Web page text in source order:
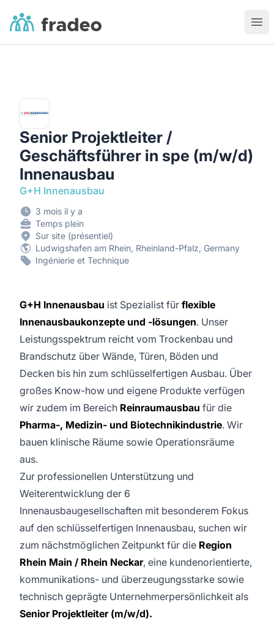
Fradeo
Senior Projektleiter /
Geschäftsführer in spe (m/w/d)
Innenausbau
G+H Innenausbau
3 mois il y a
Temps plein
Sur site (présentiel)
Ludwigshafen am Rhein, Rheinland-Pfalz, Germany
Ingénierie et Technique
G+H Innenausbau ist Spezialist für flexible
Innenausbaukonzepte und -lösungen. Unser
Leistungsspektrum reicht vom Trockenbau und
Brandschutz über Wände, Türen, Böden und
Decken bis hin zum schlüsselfertigen Ausbau. Über
großes Know-how und eigene Produkte verfügen
wir zudem im Bereich Reinraumausbau für die
Pharma-, Medizin- und Biotechnikindustrie. Wir
bauen klinische Räume sowie Operationsräume
aus.
Zur professionellen Unterstützung und
Weiterentwicklung der 6
Innenausbaugesellschaften mit besonderem Fokus
auf den schlüsselfertigen Innenausbau, suchen wir
zum nächstmöglichen Zeitpunkt für die Region
Rhein Main / Rhein Neckar, eine kundenorientierte,
kommunikations- und überzeugungsstarke sowie
technisch geprägte Unternehmerpersönlichkeit als
Senior Projektleiter (m/w/d).